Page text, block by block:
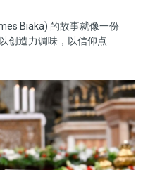
Biaka) 的故事就像一份
创造力调味，以信仰点